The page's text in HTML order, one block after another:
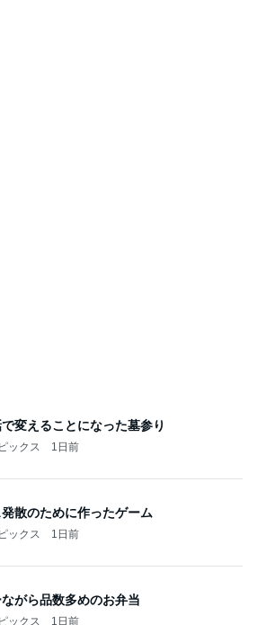
変えることになった墓参り
ックス 1日前
散のために作ったゲーム
ックス 1日前
がら品数多めのお弁当
ックス 1日前